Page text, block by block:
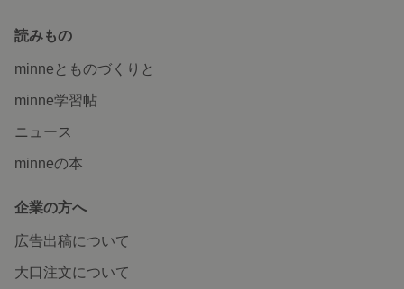
読みもの
minneとものづくりと
minne学習帖
ニュース
minneの本
企業の方へ
広告出稿について
大口注文について